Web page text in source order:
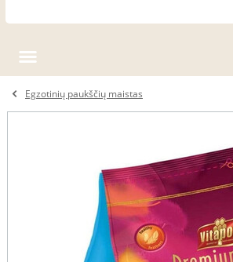
Egzotinių paukščių maistas